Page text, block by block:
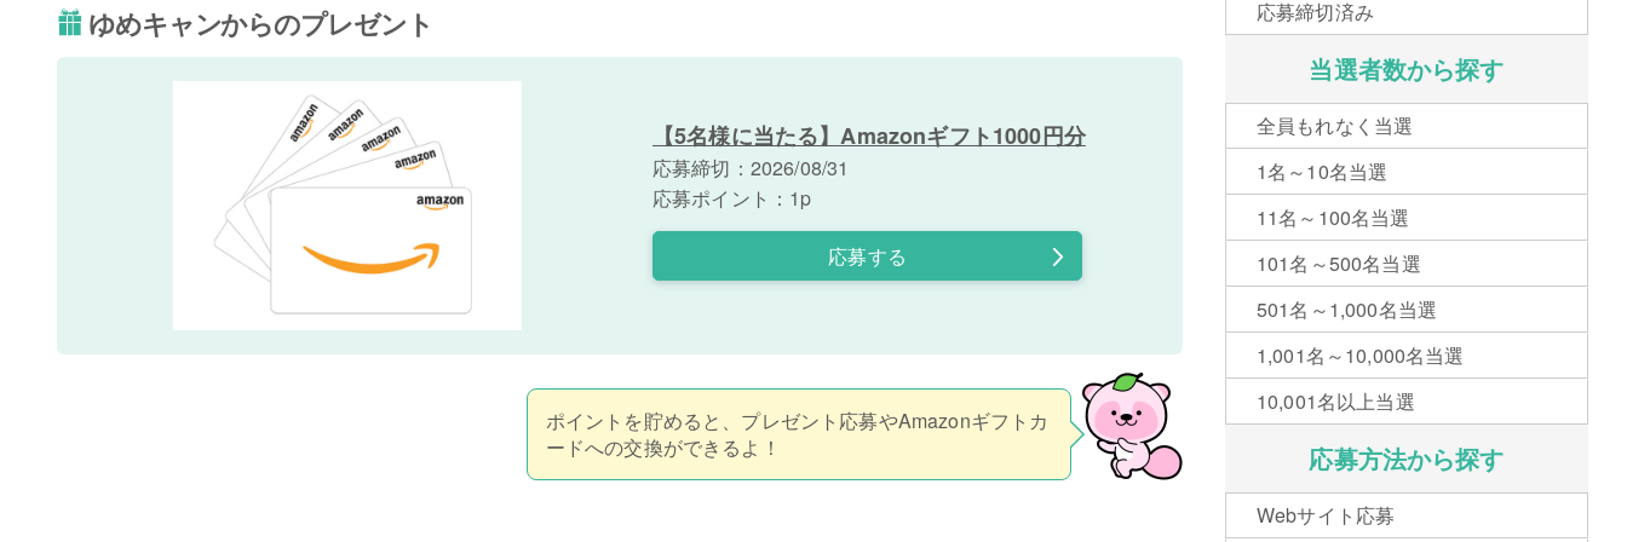
ゆめキャンからのプレゼント
【5名様に当たる】Amazonギフト1000円分
応募締切：2026/08/31
応募ポイント：1p
応募する
ポイントを貯めると、プレゼント応募やAmazonギフトカ
ードへの交換ができるよ！
応募締切済み
当選者数から探す
全員もれなく当選
1名～10名当選
11名～100名当選
101名～500名当選
501名～1,000名当選
1,001名～10,000名当選
10,001名以上当選
応募方法から探す
Webサイト応募